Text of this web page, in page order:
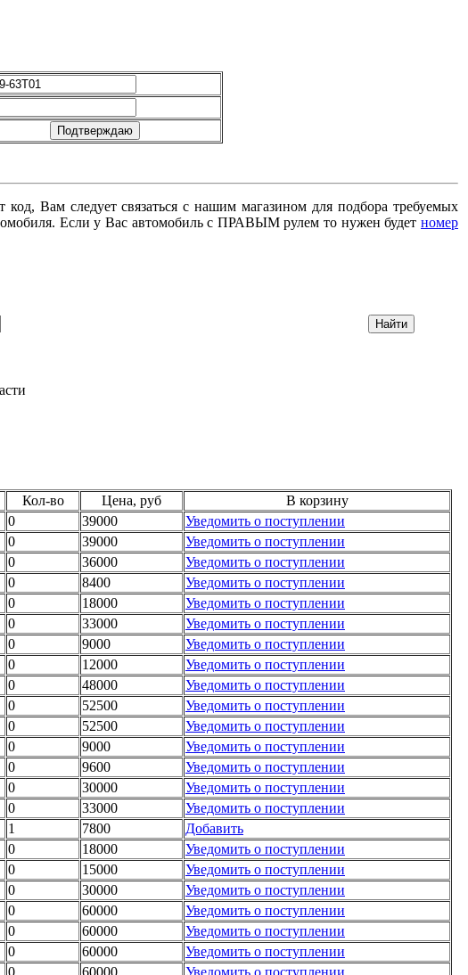
Вам следует связаться с нашим магазином для подбора требуемых
Если у Вас автомобиль с ПРАВЫМ рулем то нужен будетномер
Кол-во Цена, руб
В корзину
0 39000
Уведомить о поступлении
0 39000
Уведомить о поступлении
0 36000
Уведомить о поступлении
0 8400
Уведомить о поступлении
0 18000
Уведомить о поступлении
0 33000
Уведомить о поступлении
0 9000
Уведомить о поступлении
0 12000
Уведомить о поступлении
0 48000
Уведомить о поступлении
0 52500
Уведомить о поступлении
0 52500
Уведомить о поступлении
0 9000
Уведомить о поступлении
0 9600
Уведомить о поступлении
0 30000
Уведомить о поступлении
0 33000
Уведомить о поступлении
1 7800
Добавить
0 18000
Уведомить о поступлении
0 15000
Уведомить о поступлении
0 30000
Уведомить о поступлении
0 60000
Уведомить о поступлении
0 60000
Уведомить о поступлении
0 60000
Уведомить о поступлении
0 60000 Уведомить о поступлении